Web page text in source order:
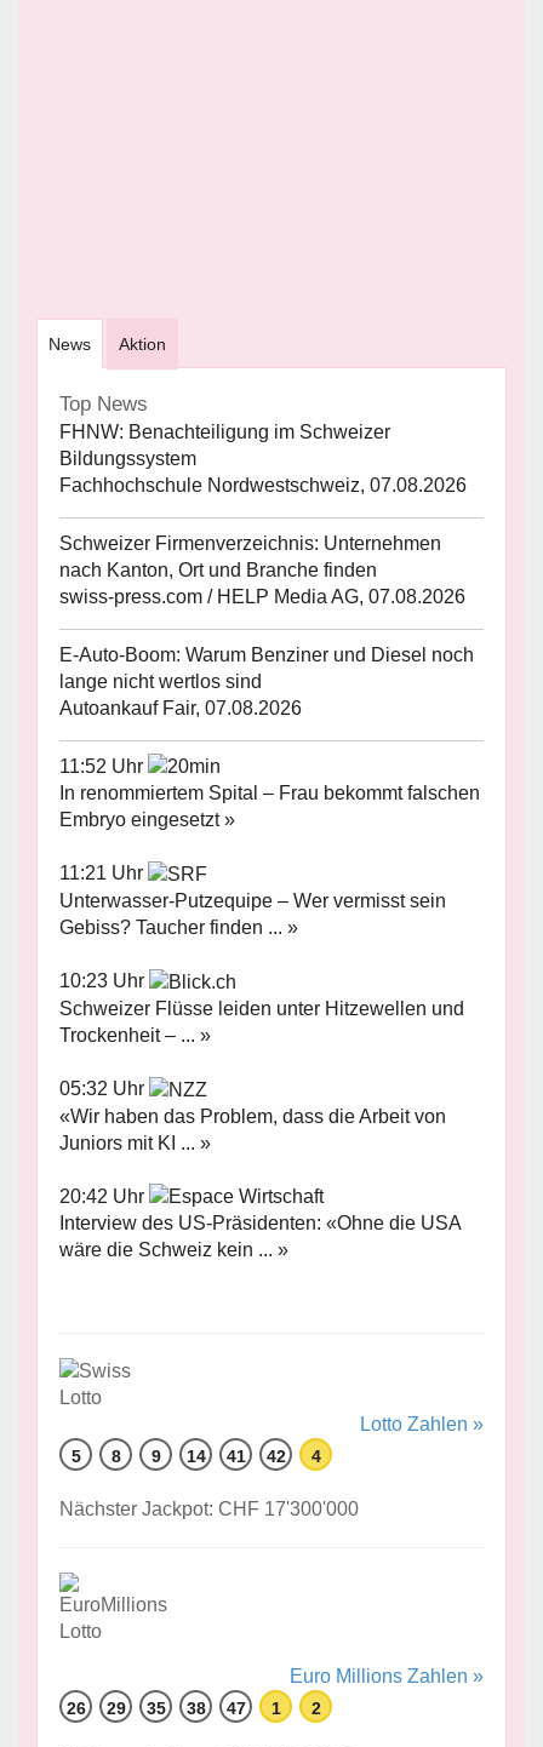
News Aktion
Top News
FHNW: Benachteiligung im Schweizer
Bildungssystem
Fachhochschule Nordwestschweiz, 07.08.2026
Schweizer Firmenverzeichnis: Unternehmen
nach Kanton, Ort und Branche finden
swiss-press.com / HELP Media AG, 07.08.2026
E-Auto-Boom: Warum Benziner und Diesel noch
lange nicht wertlos sind
Autoankauf Fair, 07.08.2026
11:52 Uhr
In renommiertem Spital – Frau bekommt falschen
Embryo eingesetzt »
11:21 Uhr
Unterwasser-Putzequipe – Wer vermisst sein
Gebiss? Taucher finden ... »
10:23 Uhr
Schweizer Flüsse leiden unter Hitzewellen und
Trockenheit – ... »
05:32 Uhr
«Wir haben das Problem, dass die Arbeit von
Juniors mit KI ... »
20:42 Uhr
Interview des US-Präsidenten: «Ohne die USA
wäre die Schweiz kein ... »
Lotto Zahlen »
5 8 9 14 41 42 4
Nächster Jackpot: CHF 17'300'000
Euro Millions Zahlen »
26 29 35 38 47 1 2